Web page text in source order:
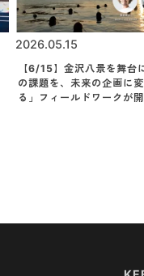
2026.05.15
【6/15】金沢八景を舞台
の課題を、未来の企画に
る」フィールドワークが